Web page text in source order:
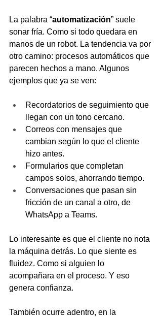
La palabra “automatización” suele
sonar fría. Como si todo quedara en
manos de un robot. La tendencia va por
otro camino: procesos automáticos que
parecen hechos a mano. Algunos
ejemplos que ya se ven:
Recordatorios de seguimiento que
llegan con un tono cercano.
Correos con mensajes que
cambian según lo que el cliente
hizo antes.
Formularios que completan
campos solos, ahorrando tiempo.
Conversaciones que pasan sin
fricción de un canal a otro, de
WhatsApp a Teams.
Lo interesante es que el cliente no nota
la máquina detrás. Lo que siente es
fluidez. Como si alguien lo
acompañara en el proceso. Y eso
genera confianza.
También ocurre adentro, en la